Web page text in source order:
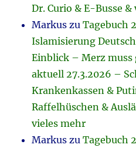
Dr. Curio & E-Busse
Markus zuTagebuch
Islamisierung
Einblick – Merz muss
aktuell 27.3.2026 –
Krankenkassen &
Raffelhüschen &
vieles mehr
Markus zuTagebuch